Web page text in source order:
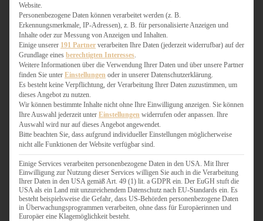
TÖRTCHEN
VEGAN SÜSS
WEIHNACHTSBÄCKEREI
HERZHAFT
BURGER & SANDWICHES
FIX AUF DEM TISCH
FLEISCH & FISCH
GRILLEN / BARBECUE
HERZHAFTES BACKEN
ONE-POT-GERICHTE
PASTA & NUDELGERICHTE
PIZZA, TARTES & QUICHES
REIS & RISOTTO
Website.
Personenbezogene Daten können verarbeitet werden (z. B.
Erkennungsmerkmale, IP-Adressen), z. B. für personalisierte Anzeigen und
Inhalte oder zur Messung von Anzeigen und Inhalten.
Einige unserer 191 Partner verarbeiten Ihre Daten (jederzeit widerrufbar) auf der
Grundlage eines berechtigten Interesses
Weitere Informationen über die Verwendung Ihrer Daten und über unsere Partner
finden Sie unter Einstellungen oder in unserer Datenschutzerklärung.
Es besteht keine Verpflichtung, der Verarbeitung Ihrer Daten zuzustimmen, um
dieses Angebot zu nutzen.
Wir können bestimmte Inhalte nicht ohne Ihre Einwilligung anzeigen. Sie können
Ihre Auswahl jederzeit unter Einstellungen widerrufen oder anpassen. Ihre
Auswahl wird nur auf dieses Angebot angewendet.
Bitte beachten Sie, dass aufgrund individueller Einstellungen möglicherweise
nicht alle Funktionen der Website verfügbar sind.
Einige Services verarbeiten personenbezogene Daten in den USA. Mit Ihrer
Einwilligung zur Nutzung dieser Services willigen Sie auch in die Verarbeitung
Ihrer Daten in den USA gemäß Art. 49 (1) lit. a GDPR ein. Der EuGH stuft die
USA als ein Land mit unzureichendem Datenschutz nach EU-Standards ein. Es
besteht beispielsweise die Gefahr, dass US-Behörden personenbezogene Daten
in Überwachungsprogrammen verarbeiten, ohne dass für Europäerinnen und
Europäer eine Klagemöglichkeit besteht.